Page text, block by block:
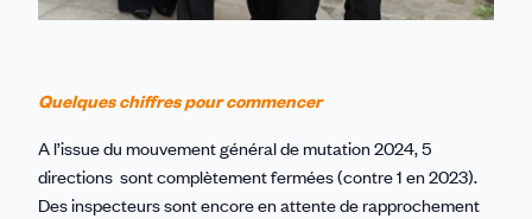
Quelques chiffres pour commencer
A l’issue du mouvement général de mutation 2024, 5
directions sont complètement fermées (contre 1 en 2023).
Des inspecteurs sont encore en attente de rapprochement